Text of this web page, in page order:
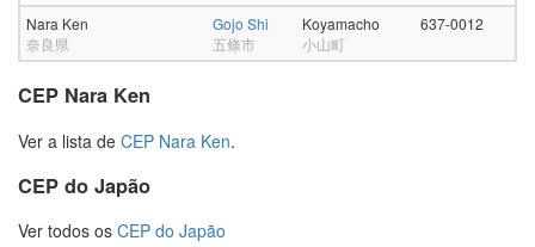
Nara Ken
奈良県
Gojo Shi
五條市
Koyamacho
小山町
637-0012
CEP Nara Ken
Ver a lista de CEP Nara Ken.
CEP do Japão
Ver todos os CEP do Japão